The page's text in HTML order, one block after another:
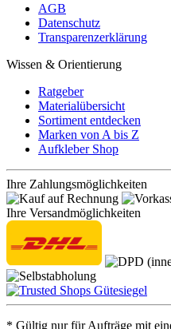
AGB
Datenschutz
Transparenzerklärung
Wissen & Orientierung
Ratgeber
Materialübersicht
Sortiment entdecken
Marken von A bis Z
Aufkleber Shop
Ihre Zahlungsmöglichkeiten
Ihre Versandmöglichkeiten
* Gültig nur für Aufträge mit